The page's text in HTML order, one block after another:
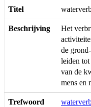
Titel
Beschrijving
Het
de
leiden
van de
mens en
Trefwoord